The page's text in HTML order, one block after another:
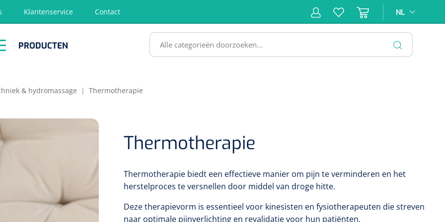
Klantenservice Contact NL
PRODUCTEN
& hydromassage | Thermotherapie
Thermotherapie
Thermotherapie biedt een effectieve manier om pijn te verminderen en het
herstelproces te versnellen door middel van droge hitte.
Deze therapievorm is essentieel voor kinesisten en fysiotherapeuten die streven
naar optimale pijnverlichting en revalidatie voor hun patiënten.